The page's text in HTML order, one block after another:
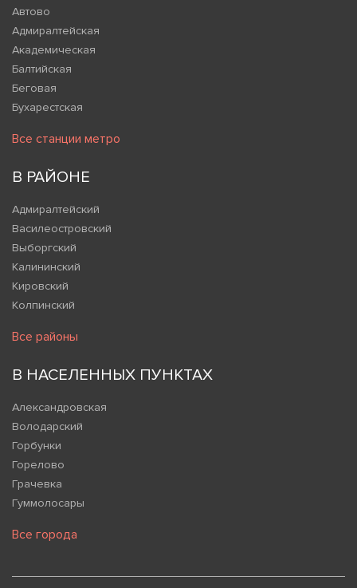
Автово
Адмиралтейская
Академическая
Балтийская
Беговая
Бухарестская
Все станции метро
В РАЙОНЕ
Адмиралтейский
Василеостровский
Выборгский
Калининский
Кировский
Колпинский
Все районы
В НАСЕЛЕННЫХ ПУНКТАХ
Александровская
Володарский
Горбунки
Горелово
Грачевка
Гуммолосары
Все города